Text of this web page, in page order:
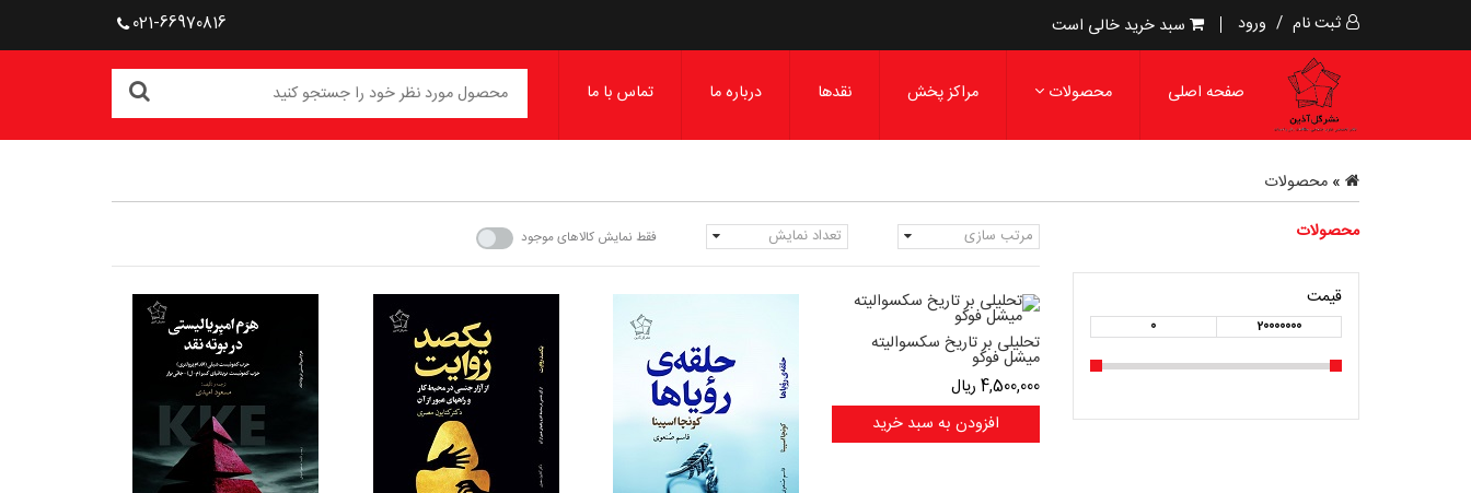
ثبت نام / ورود سبد خرید خالی است 021-66970816
صفحه اصلی محصولات مراکز پخش نقدها درباره ما تماس با ما
» محصولات
محصولات
قیمت
0 20000000
مرتب سازی تعداد نمایش فقط نمایش کالاهای موجود
تحلیلی بر تاریخ سکسوالیته
میشل فوکو
4,500,000 ریال
افزودن به سبد خرید